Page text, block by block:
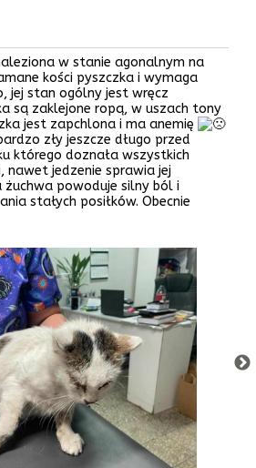
w stanie agonalnym na
kości pyszczka i wymaga
jej stan ogólny jest wręcz
są zaklejone ropą, w uszach tony
jest zapchlona i ma anemię
zły jeszcze długo przed
którego doznała wszystkich
nawet jedzenie sprawia jej
żuchwa powoduje silny ból i
stałych posiłków. Obecnie